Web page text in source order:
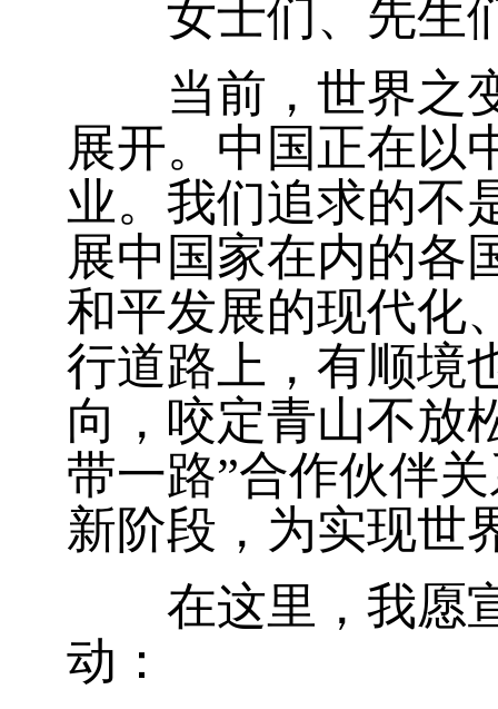
女士们、先生
当前，世界之变
展开。中国正在以
业。我们追求的不
展中国家在内的各
和平发展的现代化
行道路上，有顺境
向，咬定青山不放
带一路”合作伙伴
新阶段，为实现世
在这里，我愿宣
动：